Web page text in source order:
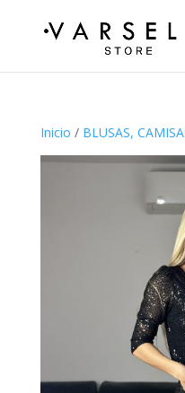
Inicio / BLUSAS,